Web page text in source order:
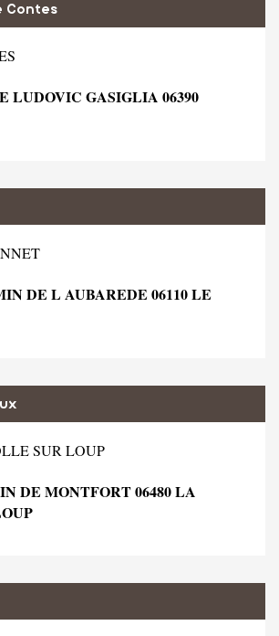
Contes
LUDOVIC GASIGLIA 06390
DE L AUBAREDE 06110 LE
SUR LOUP
DE MONTFORT 06480 LA